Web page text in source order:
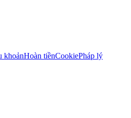
khoảnHoàn tiềnCookiePháp lý